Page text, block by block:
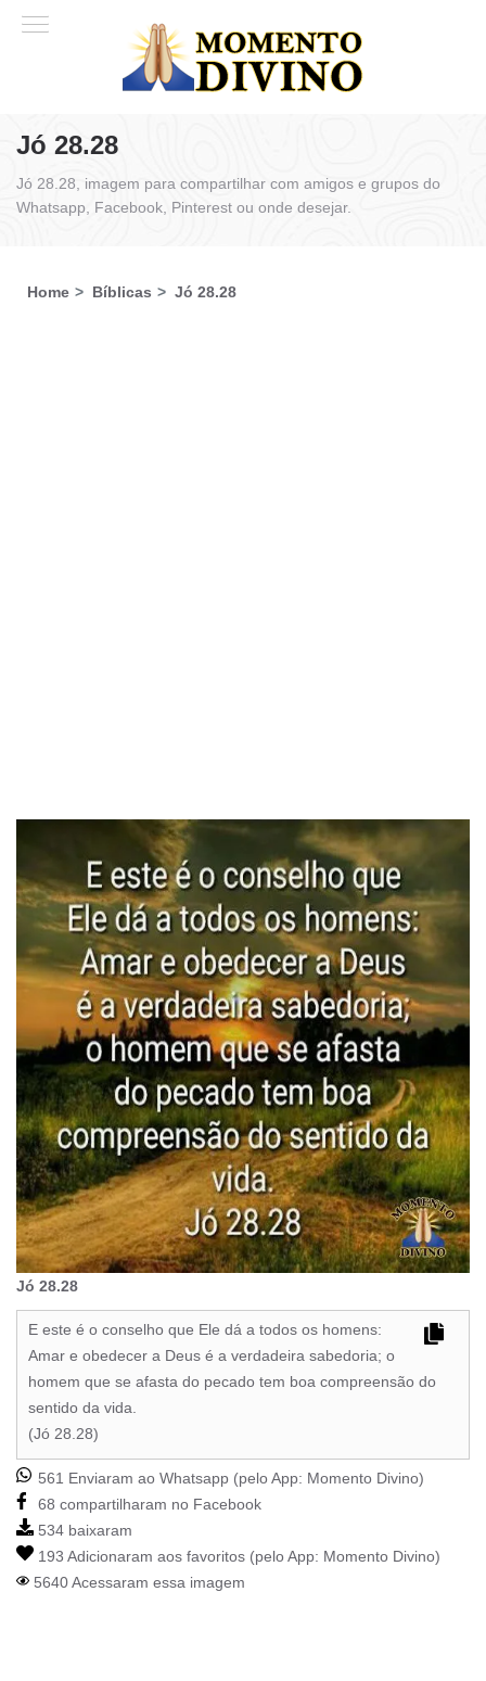
Jó 28.28
Jó 28.28, imagem para compartilhar com amigos e grupos do
Whatsapp, Facebook, Pinterest ou onde desejar.
Home Bíblicas Jó 28.28
Jó 28.28
E este é o conselho que Ele dá a todos os homens:
Amar e obedecer a Deus é a verdadeira sabedoria; o
homem que se afasta do pecado tem boa compreensão do
sentido da vida.
(Jó 28.28)
561 Enviaram ao Whatsapp (pelo App: Momento Divino)
68 compartilharam no Facebook
534 baixaram
193 Adicionaram aos favoritos (pelo App: Momento Divino)
5640 Acessaram essa imagem